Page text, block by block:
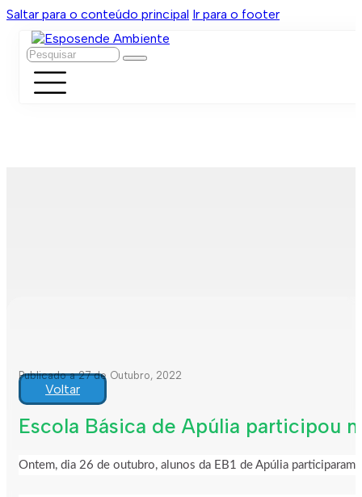
Saltar para o conteúdo principal Ir para o footer
Pesquisar
Publicado a 27 de Outubro, 2022
Voltar
Escola Básica de Apúlia participou
Ontem, dia 26 de outubro, alunos da EB1 de Apúlia